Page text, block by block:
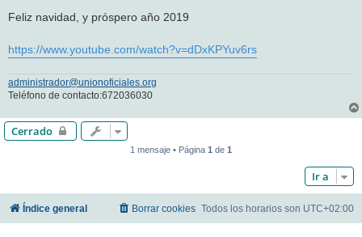
n
s
j
e
Feliz navidad, y próspero año 2019
https://www.youtube.com/watch?v=dDxKPYuv6rs
administrador@unionoficiales.org
Teléfono de contacto:672036030
Cerrado
1 mensaje • Página 1 de 1
Ir a
Índice general Todos los horarios son UTC+02:00
Borrar cookies